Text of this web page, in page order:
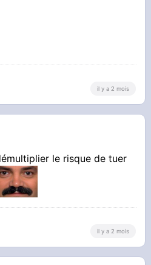
il y a 2 mois
le risque de tuer
il y a 2 mois